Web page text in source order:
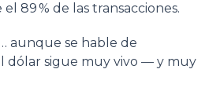
89 % de las transacciones.
aunque se hable de
dólar sigue muy vivo — y muy